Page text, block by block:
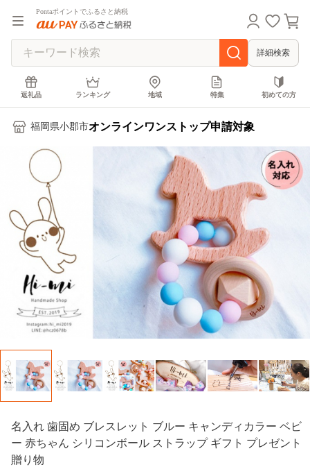
Pontaポイントでふるさと納税
詳細検索
返礼品 ランキング 地域 特集 初めての方
福岡県小郡市オンラインワンストップ申請対象
名入れ 歯固め ブレスレット ブルー キャンディカラー ベビ
ー 赤ちゃん シリコンボール ストラップ ギフト プレゼント
贈り物